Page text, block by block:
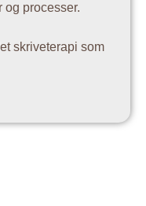
og processer.
skriveterapi som